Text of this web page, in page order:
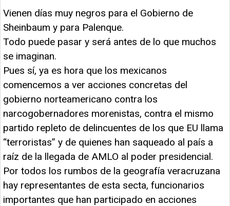
Vienen días muy negros para el Gobierno de
Sheinbaum y para Palenque.
Todo puede pasar y será antes de lo que muchos
se imaginan.
Pues sí, ya es hora que los mexicanos
comencemos a ver acciones concretas del
gobierno norteamericano contra los
narcogobernadores morenistas, contra el mismo
partido repleto de delincuentes de los que EU llama
“terroristas” y de quienes han saqueado al país a
raíz de la llegada de AMLO al poder presidencial.
Por todos los rumbos de la geografía veracruzana
hay representantes de esta secta, funcionarios
importantes que han participado en acciones